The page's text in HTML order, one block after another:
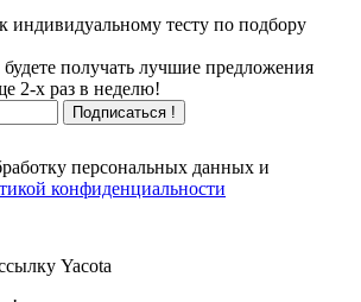
индивидуальному тесту по подбору
получать лучшие предложения
2-х раз в неделю!
Подписаться !
персональных данных и
конфиденциальности
Yacota